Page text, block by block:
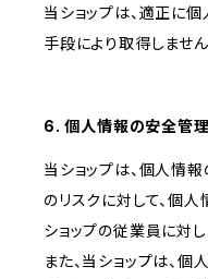
当ショップは、適正に
手段により取得しません
6. 個人情報の安全管理
当ショップは、個人情
のリスクに対して、個
ショップの従業員に対
また、当ショップは、